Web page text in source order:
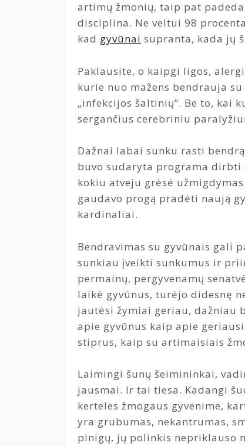
artimų žmonių, taip pat
disciplina. Ne veltui 98
kad gyvūnai supranta, kada jų
Paklausite, o kaipgi ligos,
kurie nuo mažens bendrauja
„infekcijos šaltinių”. Be to, kai
sergančius cerebriniu
Dažnai labai sunku rasti
buvo sudaryta programa dirbti
kokiu atveju grėsė
gaudavo progą pradėti naują
kardinaliai.
Bendravimas su gyvūnais gali
sunkiau įveikti sunkumus ir
permainų, pergyvenamų
laikė gyvūnus, turėjo didesnę
jautėsi žymiai geriau, dažniau
apie gyvūnus kaip apie
stiprus, kaip su artimaisiais
Laimingi šunų šeimininkai,
jausmai. Ir tai tiesa. Kadangi
kerteles žmogaus gyvenime,
yra grubumas, nekantrumas,
pinigų, jų polinkis nepriklauso